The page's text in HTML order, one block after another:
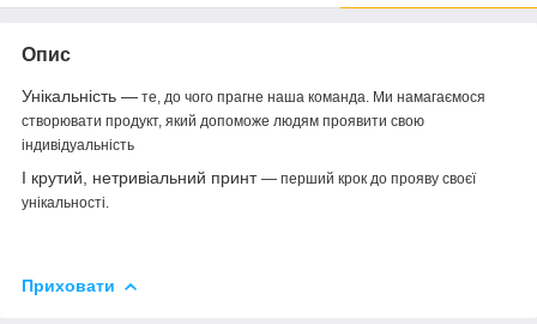
Опис
Унікальність — те, до чого прагне наша команда. Ми намагаємося
створювати продукт, який допоможе людям проявити свою
індивідуальність
І крутий, нетривіальний принт — перший крок до прояву своєї
унікальності.
Приховати